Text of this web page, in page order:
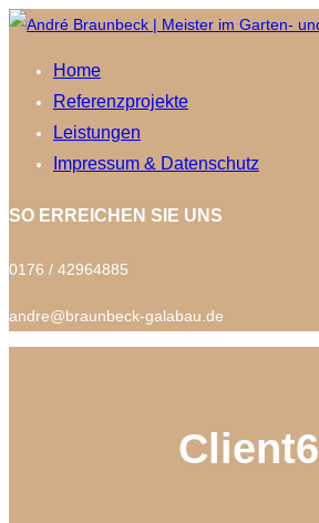
Home
Referenzprojekte
Leistungen
Impressum & Datenschutz
SO ERREICHEN SIE UNS
0176 / 42964885
andre@braunbeck-galabau.de
Client6